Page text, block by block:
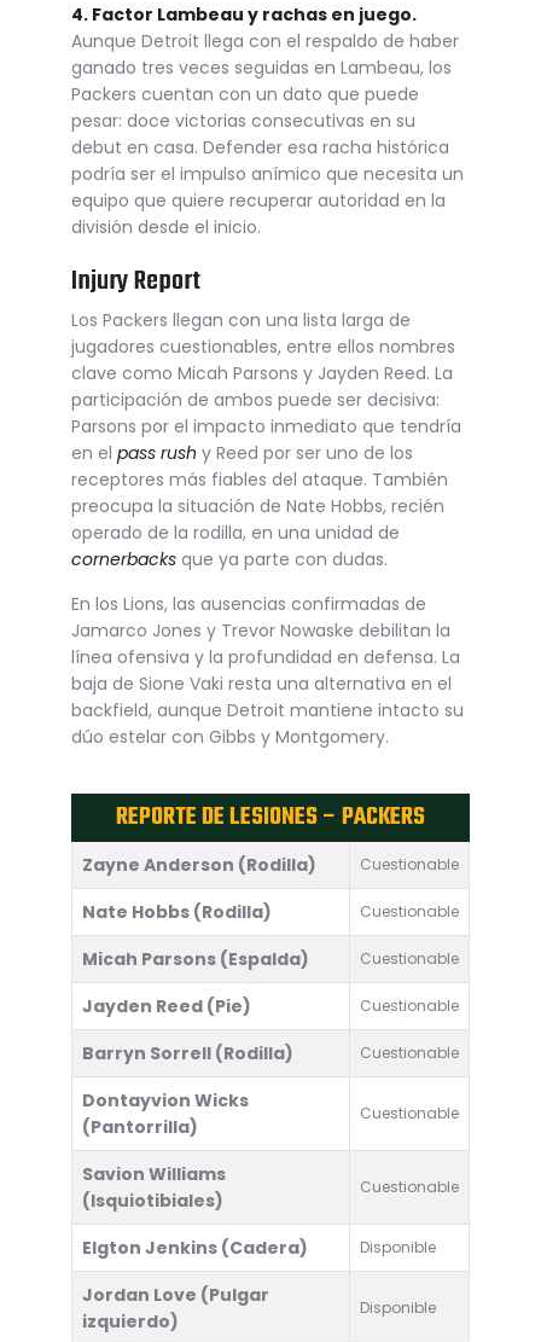
4. Factor Lambeau y rachas en juego.
Aunque Detroit llega con el respaldo de haber
ganado tres veces seguidas en Lambeau, los
Packers cuentan con un dato que puede
pesar: doce victorias consecutivas en su
debut en casa. Defender esa racha histórica
podría ser el impulso anímico que necesita un
equipo que quiere recuperar autoridad en la
división desde el inicio.
Injury Report
Los Packers llegan con una lista larga de
jugadores cuestionables, entre ellos nombres
clave como Micah Parsons y Jayden Reed. La
participación de ambos puede ser decisiva:
Parsons por el impacto inmediato que tendría
en el pass rush y Reed por ser uno de los
receptores más fiables del ataque. También
preocupa la situación de Nate Hobbs, recién
operado de la rodilla, en una unidad de
cornerbacks que ya parte con dudas.
En los Lions, las ausencias confirmadas de
Jamarco Jones y Trevor Nowaske debilitan la
línea ofensiva y la profundidad en defensa. La
baja de Sione Vaki resta una alternativa en el
backfield, aunque Detroit mantiene intacto su
dúo estelar con Gibbs y Montgomery.
REPORTE DE LESIONES – PACKERS
Zayne Anderson (Rodilla) Cuestionable
Nate Hobbs (Rodilla) Cuestionable
Micah Parsons (Espalda) Cuestionable
Jayden Reed (Pie) Cuestionable
Barryn Sorrell (Rodilla) Cuestionable
Dontayvion Wicks
(Pantorrilla)
Cuestionable
Savion Williams
(Isquiotibiales)
Cuestionable
Elgton Jenkins (Cadera) Disponible
Jordan Love (Pulgar
izquierdo)
Disponible